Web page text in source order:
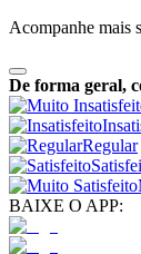
Acompanhe mais
De forma geral,
Regular
BAIXE O APP: